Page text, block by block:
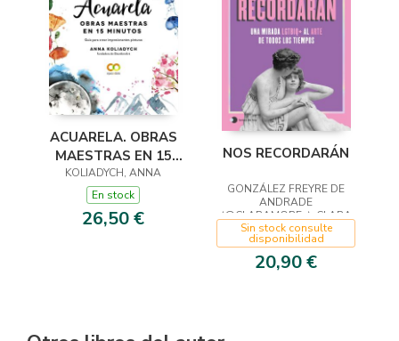
ACUARELA. OBRAS
MAESTRAS EN 15
MINUTOS
KOLIADYCH, ANNA
En stock
26,50 €
NOS RECORDARÁN
GONZÁLEZ FREYRE DE
ANDRADE
(@CLARAMORE_), CLARA
Sin stock consulte
disponibilidad
20,90 €